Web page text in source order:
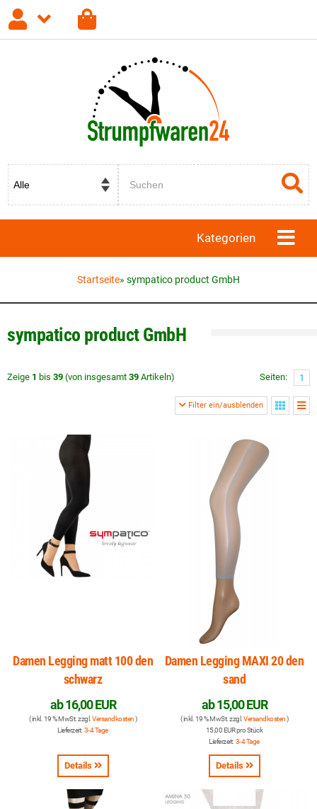
Registrieren Passwort vergessen?
Kategorien
Startseite» sympatico product GmbH
sympatico product GmbH
Zeige 1 bis 39 (von insgesamt 39 Artikeln) Seiten: 1
Filter ein/ausblenden
Damen Legging matt 100 den
schwarz
ab16,00 EUR
( inkl. 19 % MwSt. zzgl. Versandkosten)
Lieferzeit: 3-4 Tage
Details
Damen Legging MAXI 20 den
sand
ab15,00 EUR
( inkl. 19 % MwSt. zzgl. Versandkosten)
15,00 EUR pro Stück
Lieferzeit: 3-4 Tage
Details